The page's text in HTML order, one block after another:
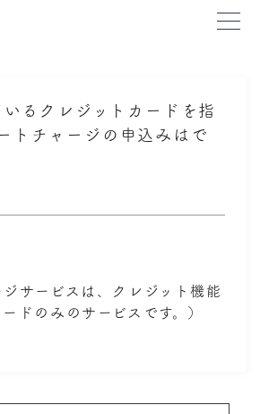
いるクレジットカードを指
トチャージの申込みはで
ジサービスは、クレジット機能
ドのみのサービスです。）